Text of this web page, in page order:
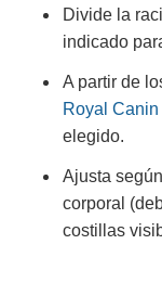
Divide la
indicado
A partir de
Royal
elegido.
Ajusta
corporal
costillas